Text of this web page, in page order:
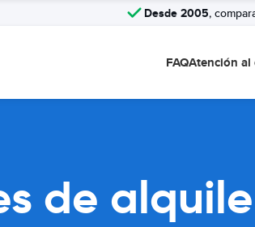
Desde 2005,
FAQAtención al
de